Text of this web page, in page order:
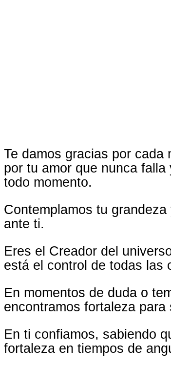
Te damos gracias por cada
por tu amor que nunca
todo momento.
Contemplamos tu
ante ti.
Eres el Creador del
está el control de todas las
En momentos de duda o
encontramos fortaleza para
En ti confiamos, sabiendo
fortaleza en tiempos de